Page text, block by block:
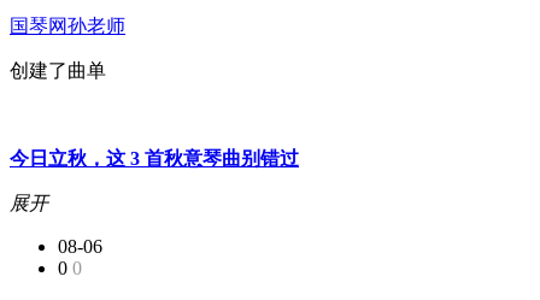
国琴网孙老师
创建了曲单
今日立秋，这 3 首秋意琴曲别错过
展开
08-06
0 0